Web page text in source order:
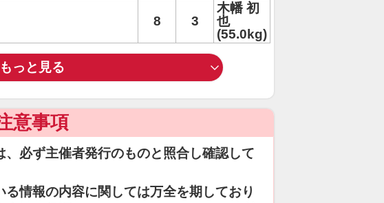
8 3
木幡 初
也
(55.0kg)
もっと見る
意事項
必ず主催者発行のものと照合し確認して
情報の内容に関しては万全を期しており